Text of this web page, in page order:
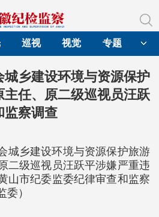
巡视 视觉 专题
乡建设环境与资源保护
任、原二级巡视员汪跃
监察调查
城乡建设环境与资源保护旅游
二级巡视员汪跃平涉嫌严重违
山市纪委监委纪律审查和监察
）